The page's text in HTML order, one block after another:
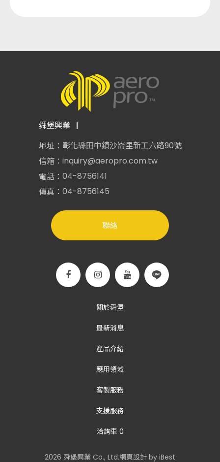
舜堡興業
地址： 彰化縣田中鎮沙崙里新工六路90號
信箱： inquiry@aeropro.com.tw
電話： 04-8756141
傳真： 04-8756145
聯絡
2026 舜堡興業 Co., Ltd.網頁設計 by iBest
關於舜堡
最新消息
產品介紹
應用領域
客製服務
支援服務
洽詢車 0